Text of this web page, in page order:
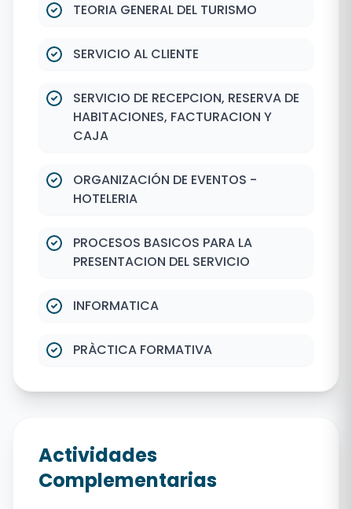
TEORIA GENERAL DEL TURISMO
SERVICIO AL CLIENTE
SERVICIO DE RECEPCION, RESERVA DE
HABITACIONES, FACTURACION Y
CAJA
ORGANIZACIÓN DE EVENTOS -
HOTELERIA
PROCESOS BASICOS PARA LA
PRESENTACION DEL SERVICIO
INFORMATICA
PRÀCTICA FORMATIVA
Actividades
Complementarias